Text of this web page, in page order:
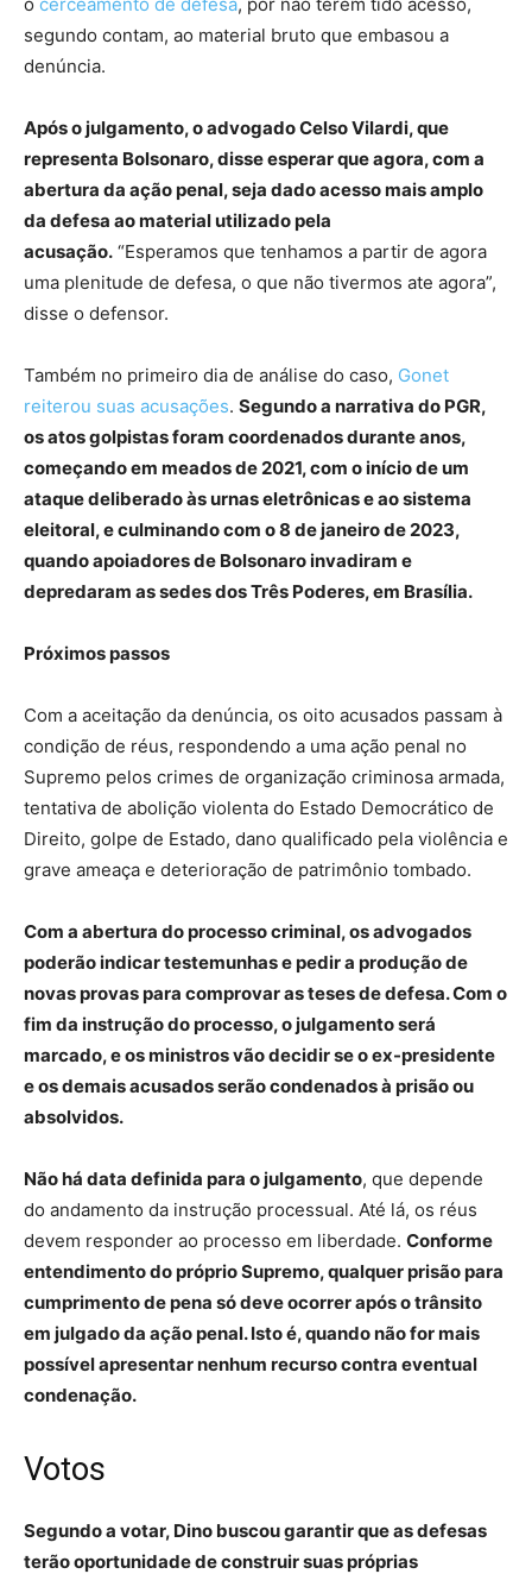
segundo contam, ao material bruto que embasou a
denúncia.
Após o julgamento, o advogado Celso Vilardi, que
representa Bolsonaro, disse esperar que agora, com a
abertura da ação penal, seja dado acesso mais amplo
da defesa ao material utilizado pela
acusação. “Esperamos que tenhamos a partir de agora
uma plenitude de defesa, o que não tivermos ate agora”,
disse o defensor.
Também no primeiro dia de análise do caso, Gonet
reiterou suas acusações. Segundo a narrativa do PGR,
os atos golpistas foram coordenados durante anos,
começando em meados de 2021, com o início de um
ataque deliberado às urnas eletrônicas e ao sistema
eleitoral, e culminando com o 8 de janeiro de 2023,
quando apoiadores de Bolsonaro invadiram e
depredaram as sedes dos Três Poderes, em Brasília.
Próximos passos
Com a aceitação da denúncia, os oito acusados passam à
condição de réus, respondendo a uma ação penal no
Supremo pelos crimes de organização criminosa armada,
tentativa de abolição violenta do Estado Democrático de
Direito, golpe de Estado, dano qualificado pela violência e
grave ameaça e deterioração de patrimônio tombado.
Com a abertura do processo criminal, os advogados
poderão indicar testemunhas e pedir a produção de
novas provas para comprovar as teses de defesa. Com o
fim da instrução do processo, o julgamento será
marcado, e os ministros vão decidir se o ex-presidente
e os demais acusados serão condenados à prisão ou
absolvidos.
Não há data definida para o julgamento, que depende
do andamento da instrução processual. Até lá, os réus
devem responder ao processo em liberdade. Conforme
entendimento do próprio Supremo, qualquer prisão para
cumprimento de pena só deve ocorrer após o trânsito
em julgado da ação penal. Isto é, quando não for mais
possível apresentar nenhum recurso contra eventual
condenação.
Votos
Segundo a votar, Dino buscou garantir que as defesas
terão oportunidade de construir suas próprias